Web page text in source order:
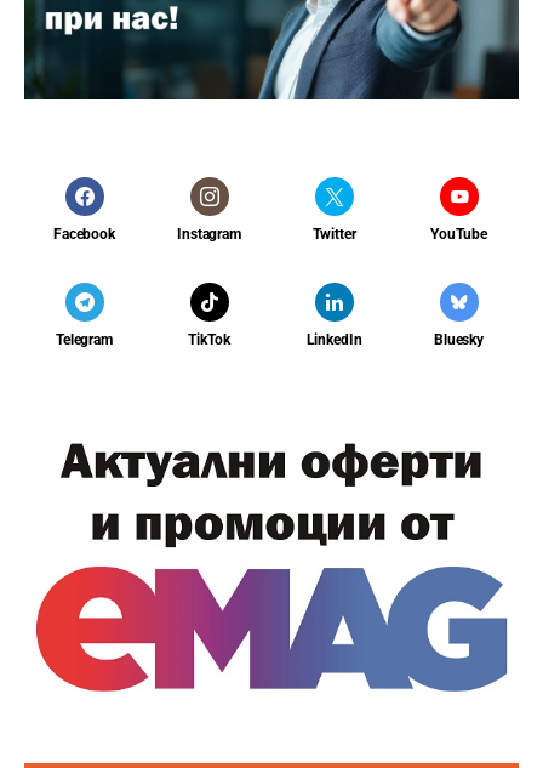
Facebook Instagram Twitter YouTube
Telegram TikTok LinkedIn Bluesky